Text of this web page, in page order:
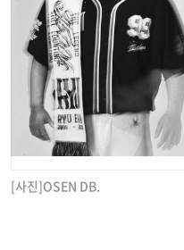
[사진]OSEN DB.